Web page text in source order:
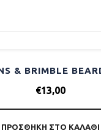
€13,00
ΠΡΟΣΘΉΚΗ ΣΤΟ ΚΑΛΆΘΙ